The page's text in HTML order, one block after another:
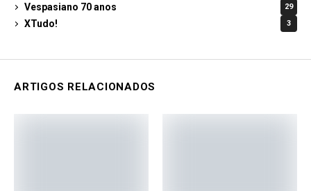
Vespasiano 70 anos 29
XTudo! 3
ARTIGOS RELACIONADOS